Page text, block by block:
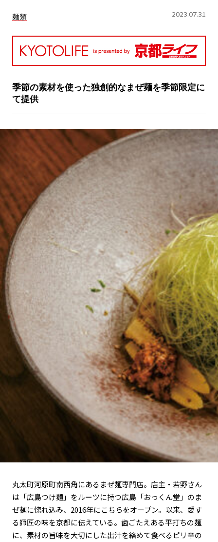
MAIN MENU
SERIES
カレーが好き
京都おやつクラブ
私と店のはなし
今月の京みやげ
京都の書店
CULTURE
すべて
関西で開催。
おすすめの展覧会
おすすめの映画
誠光社で選びました。
おすすめの本
紹介します。
おすすめのイベント
麺類 2023.07.31
季節の素材を使った独創的なまぜ麺を季節限定に
て提供
丸太町河原町南西角にあるまぜ麺専門店。店主・若野さん
は「広島つけ麺」をルーツに持つ広島「おっくん堂」のま
ぜ麺に惚れ込み、2016年にこちらをオープン。以来、愛す
る師匠の味を京都に伝えている。歯ごたえある平打ちの麺
に、素材の旨味を大切にした出汁を絡めて食べるピリ辛の